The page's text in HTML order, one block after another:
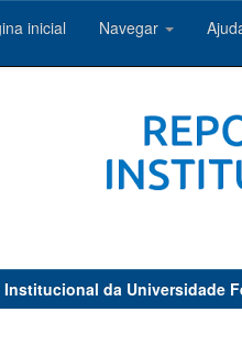
inicial Navegar
da Universidade